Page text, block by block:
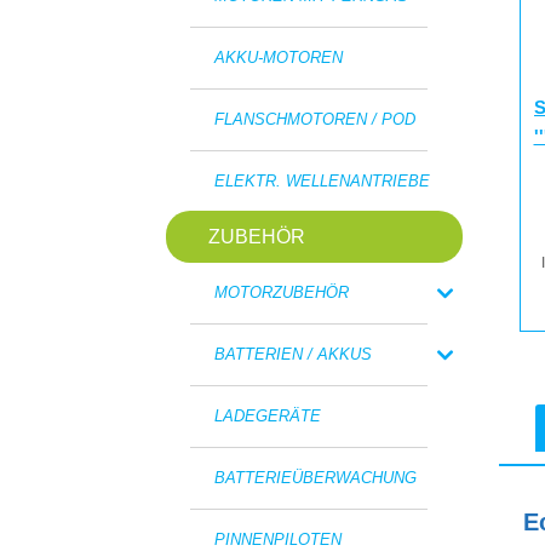
AKKU-MOTOREN
FLANSCHMOTOREN / POD
ELEKTR. WELLENANTRIEBE
ZUBEHÖR
MOTORZUBEHÖR
BATTERIEN / AKKUS
LADEGERÄTE
BATTERIEÜBERWACHUNG
PINNENPILOTEN